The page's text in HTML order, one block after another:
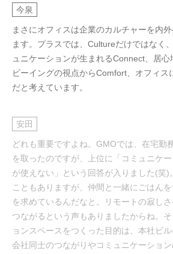
今泉
まさにオフィスは企業のカルチャーを内
ます。プラスでは、Cultureだけではなく
ュニケーションが生まれるConnect、居
ビーイングの視点からComfort、オフィス
だと考えています。
安田
どれも重要ですよね。GMOでは、在宅勤
を取ったのですが、上位に「コミュニケ
が使えない」という回答が入りました(笑)
こともありますが、仲間と一緒にごはん
を求めているんだなと。リモートの寂し
つながるという声もありましたからね。
ョンスペースをつくった目的は、本社ビ
会社同士のつながりやコミュニケーショ